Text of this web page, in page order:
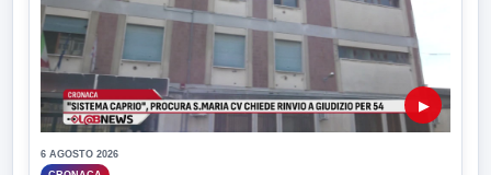
▶
6 AGOSTO 2026